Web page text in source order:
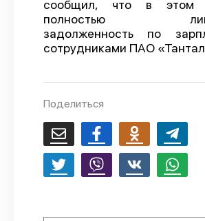
сообщил, что в этом
полностью
задолженность по
сотрудниками ПАО
Поделиться